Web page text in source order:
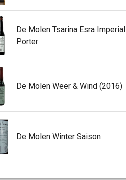
De Molen Tsarina Esra Imperial
Porter
De Molen Weer & Wind (2016)
De Molen Winter Saison